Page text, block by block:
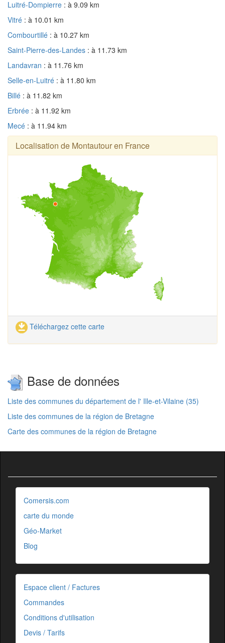
Luitré-Dompierre : à 9.09 km
Vitré : à 10.01 km
Combourtillé : à 10.27 km
Saint-Pierre-des-Landes : à 11.73 km
Landavran : à 11.76 km
Selle-en-Luitré : à 11.80 km
Billé : à 11.82 km
Erbrée : à 11.92 km
Mecé : à 11.94 km
Localisation de Montautour en France
Téléchargez cette carte
Base de données
Liste des communes du département de l' Ille-et-Vilaine (35)
Liste des communes de la région de Bretagne
Carte des communes de la région de Bretagne
Comersis.com
carte du monde
Géo-Market
Blog
Espace client / Factures
Commandes
Conditions d'utilisation
Devis / Tarifs